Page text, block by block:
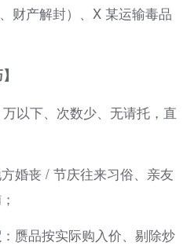
财产解封）、X 某运输毒品
以下、次数少、无请托，直
婚丧 / 节庆往来习俗、亲友
：赝品按实际购入价、剔除炒